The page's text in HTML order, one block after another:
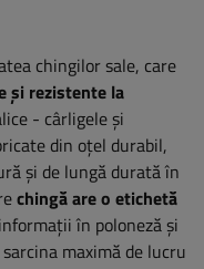
chingilor sale, care
și rezistente la
- cârligele și
din oțel durabil,
și de lungă durată în
chingă are o etichetă
în poloneză și
maximă de lucru